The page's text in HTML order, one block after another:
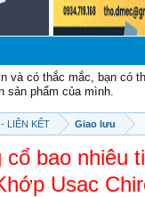
và có thắc mắc, bạn có
sản phẩm của mình.
LIÊN KẾT Giao lưu
cổ bao nhiêu
Usac